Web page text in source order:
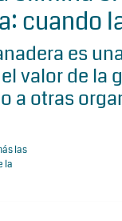
cuando
es
valor de la
a otras
las
la